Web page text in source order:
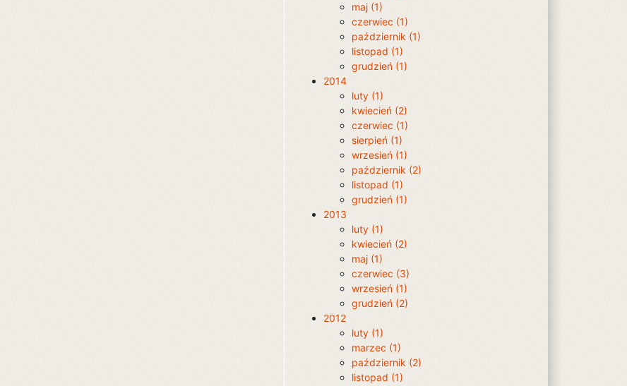
maj (1)
czerwiec (1)
październik (1)
listopad (1)
grudzień (1)
2014
luty (1)
kwiecień (2)
czerwiec (1)
sierpień (1)
wrzesień (1)
październik (2)
listopad (1)
grudzień (1)
2013
luty (1)
kwiecień (2)
maj (1)
czerwiec (3)
wrzesień (1)
grudzień (2)
2012
luty (1)
marzec (1)
październik (2)
listopad (1)